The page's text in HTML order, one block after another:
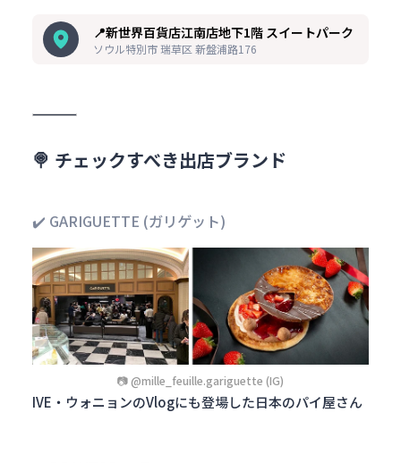
📍新世界百貨店江南店地下1階 スイートパーク
ソウル特別市 瑞草区 新盤浦路176
🍭 チェックすべき出店ブランド
✔️ GARIGUETTE (ガリゲット)
📷 @mille_feuille.gariguette (IG)
IVE・ウォニョンのVlogにも登場した日本のパイ屋さん